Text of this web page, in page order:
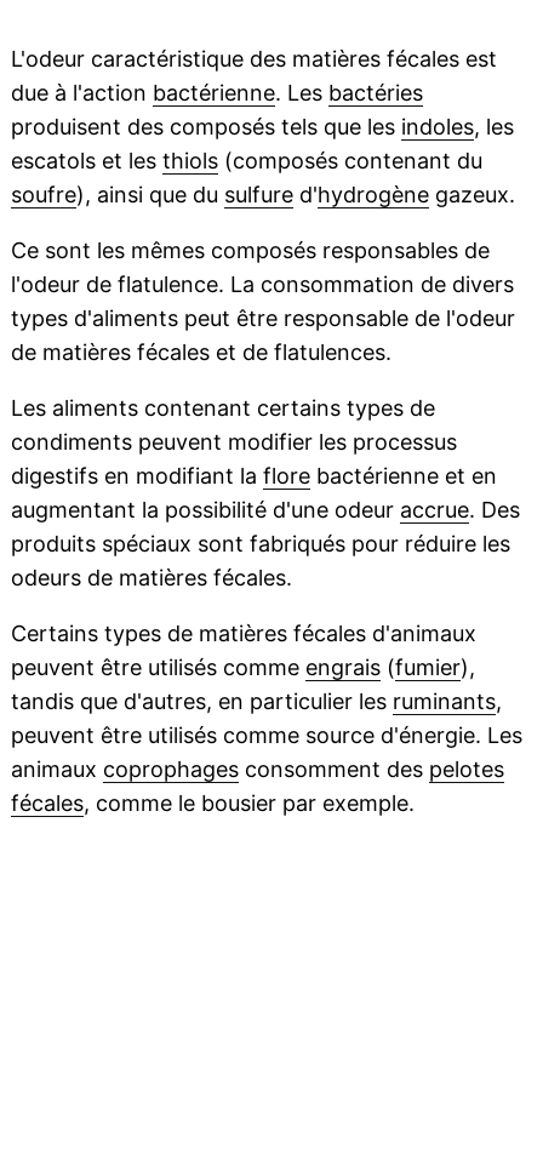
L'odeur caractéristique des matières fécales est
due à l'action bactérienne. Les bactéries
produisent des composés tels que les indoles, les
escatols et les thiols(composés contenant du
soufre), ainsi que du sulfured'hydrogènegazeux.
Ce sont les mêmes composés responsables de
l'odeur de flatulence. La consommation de divers
types d'aliments peut être responsable de l'odeur
de matières fécales et de flatulences.
Les aliments contenant certains types de
condiments peuvent modifier les processus
digestifs en modifiant la florebactérienne et en
augmentant la possibilité d'une odeur accrue. Des
produits spéciaux sont fabriqués pour réduire les
odeurs de matières fécales.
Certains types de matières fécales d'animaux
peuvent être utilisés comme engrais(fumier),
tandis que d'autres, en particulier les ruminants,
peuvent être utilisés comme source d'énergie. Les
animaux coprophagesconsomment des pelotes
fécales, comme le bousier par exemple.